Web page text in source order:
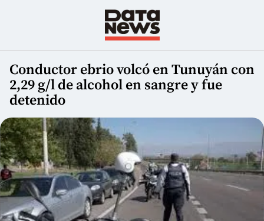
Conductor ebrio volcó en Tunuyán con
2,29 g/l de alcohol en sangre y fue
detenido